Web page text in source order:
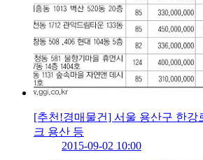
[추천!경매물건] 서울 용산구 한강
크 용산 등
2015-09-02 10:00